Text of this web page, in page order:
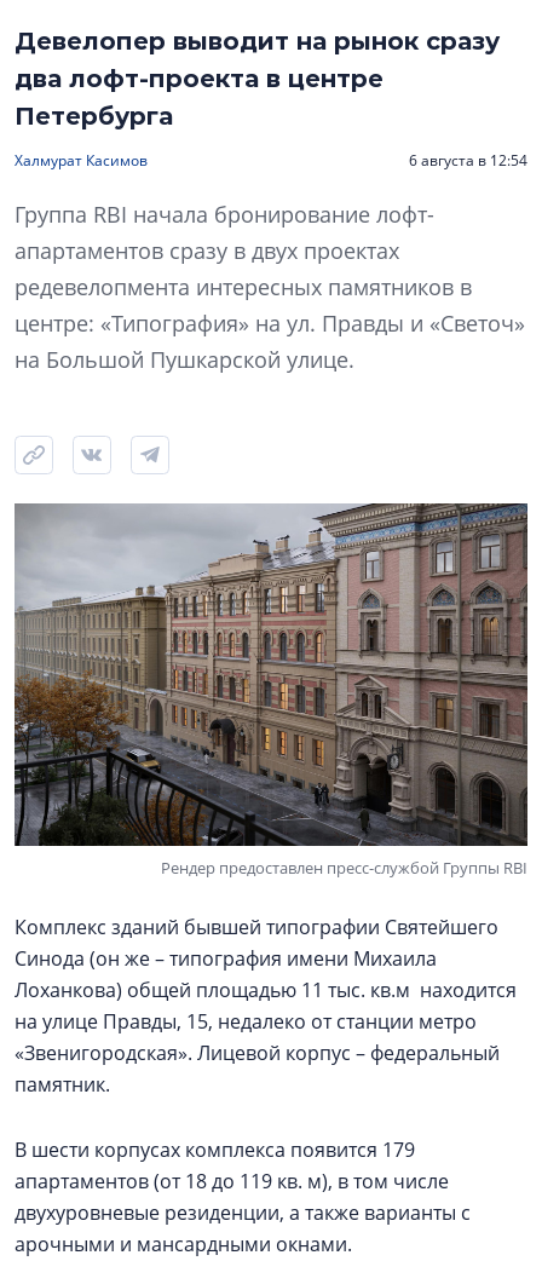
Девелопер выводит на рынок сразу
два лофт-проекта в центре
Петербурга
Халмурат Касимов 6 августа в 12:54
Группа RBI начала бронирование лофт-
апартаментов сразу в двух проектах
редевелопмента интересных памятников в
центре: «Типография» на ул. Правды и «Светоч»
на Большой Пушкарской улице.
Рендер предоставлен пресс-службой Группы RBI
Комплекс зданий бывшей типографии Святейшего
Синода (он же – типография имени Михаила
Лоханкова) общей площадью 11 тыс. кв.м находится
на улице Правды, 15, недалеко от станции метро
«Звенигородская». Лицевой корпус – федеральный
памятник.
В шести корпусах комплекса появится 179
апартаментов (от 18 до 119 кв. м), в том числе
двухуровневые резиденции, а также варианты с
арочными и мансардными окнами.